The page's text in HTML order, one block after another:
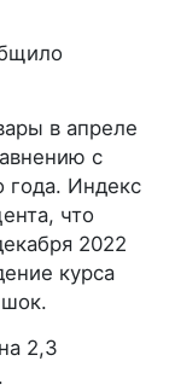
в апреле
с
года. Индекс
что
2022
курса
шок.
2,3